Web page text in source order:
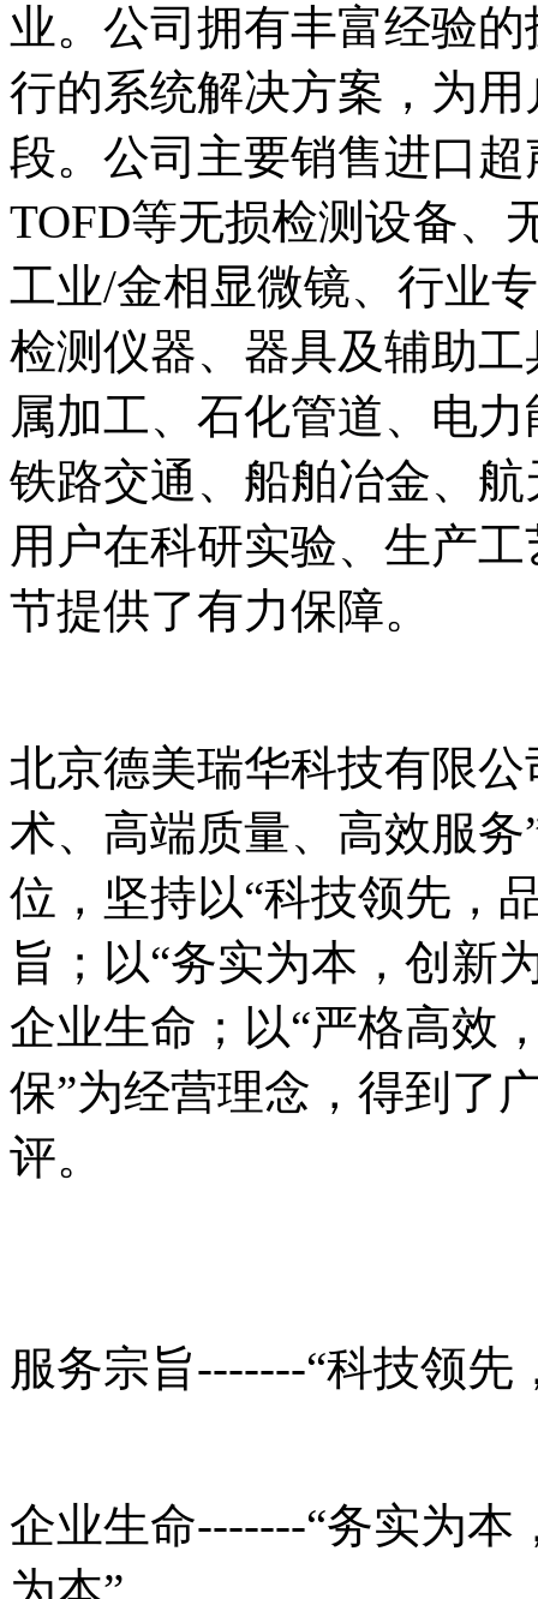
业。公司拥有丰富经验
行的系统解决方案，为
段。公司主要销售进口
TOFD等无损检测设备、
工业/金相显微镜、行业
检测仪器、器具及辅助
属加工、石化管道、电
铁路交通、船舶冶金、
用户在科研实验、生产
节提供了有力保障。
北京德美瑞华科技有限
术、高端质量、高效服
位，坚持以“科技领先，
旨；以“务实为本，创新
企业生命；以“严格高效
保”为经营理念，得到了
评。
服务宗旨-------“科技领先
企业生命-------“务实为本